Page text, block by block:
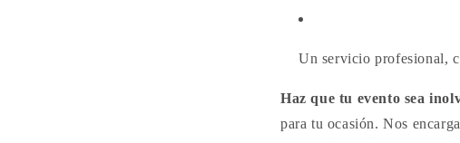
Un servicio profesional,
Haz que tu evento sea
para tu ocasión. Nos